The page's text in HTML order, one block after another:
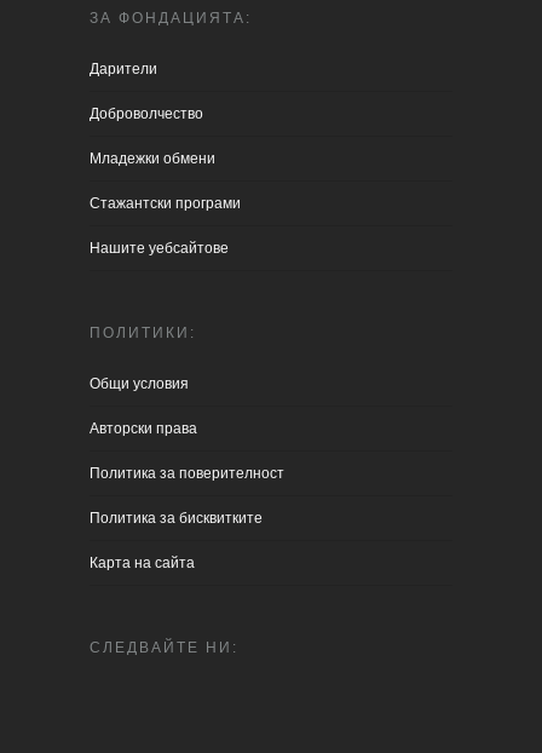
ЗА ФОНДАЦИЯТА:
Дарители
Доброволчество
Младежки обмени
Стажантски програми
Нашите уебсайтове
ПОЛИТИКИ:
Общи условия
Aвторски права
Политика за поверителност
Политика за бисквитките
Карта на сайта
СЛЕДВАЙТЕ НИ: